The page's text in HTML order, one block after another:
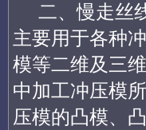
二、慢走丝
主要用于各种
模等二维及三
中加工冲压模
压模的凸模、